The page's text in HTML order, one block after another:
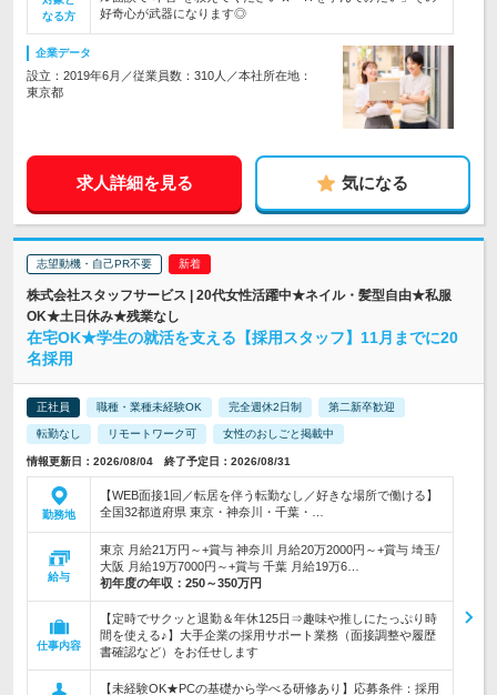
なる方
好奇心が武器になります◎
企業データ
設立：2019年6月／従業員数：310人／本社所在地：
東京都
求人詳細を見る 気になる
志望動機・自己PR不要
株式会社スタッフサービス | 20代女性活躍中★ネイル・髪型自由★私服
OK★土日休み★残業なし
在宅OK★学生の就活を支える【採用スタッフ】11月までに20
名採用
正社員 職種・業種未経験OK 完全週休2日制 第二新卒歓迎
転勤なし リモートワーク可 女性のおしごと掲載中
情報更新日：2026/08/04 終了予定日：2026/08/31
勤務地
【WEB面接1回／転居を伴う転勤なし／好きな場所で働ける】
全国32都道府県 東京・神奈川・千葉・…
給与
東京 月給21万円～+賞与 神奈川 月給20万2000円～+賞与 埼玉/
大阪 月給19万7000円～+賞与 千葉 月給19万6…
初年度の年収： 250～350万円
仕事内容
【定時でサクッと退勤＆年休125日⇒趣味や推しにたっぷり時
間を使える♪】大手企業の採用サポート業務（面接調整や履歴
書確認など）をお任せします
【未経験OK★PCの基礎から学べる研修あり】応募条件：採用